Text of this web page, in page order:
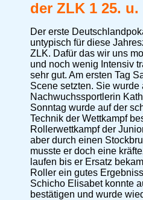
der ZLK 1 25. u.
Der erste
untypisch für diese
ZLK. Dafür das wir uns
und noch wenig Intensiv
sehr gut. Am ersten Tag
Scene setzten. Sie
Nachwuchssportlerin
Sonntag wurde auf der
Technik der Wettkampf
Rollerwettkampf der
aber durch einen
musste er doch eine
laufen bis er Ersatz
Roller ein gutes
Schicho Elisabet konnte
bestätigen und wurde